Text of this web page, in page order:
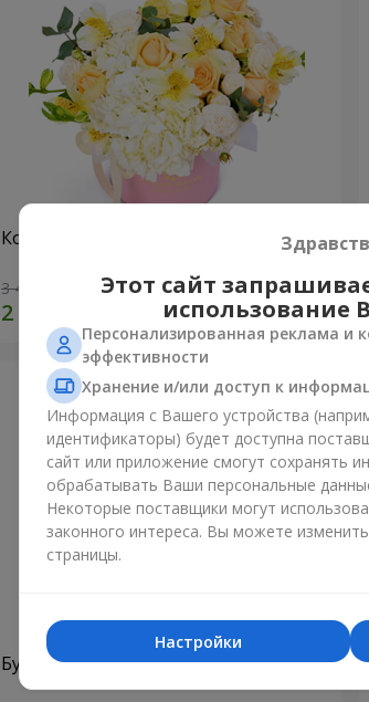
Композиция "Absolute"
3 465 грн Заказать
Букет "Ариэль"
Этот сайт
использование
Персонализированная реклама и
эффективности
Хранение и/или доступ к
Информация с Вашего устройства
идентификаторы) будет доступна
сайт или приложение смогут сохранять
обрабатывать Ваши персональные
Некоторые поставщики могут
законного интереса. Вы можете
страницы.
Настройки